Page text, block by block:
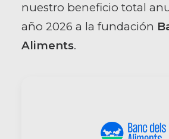
nuestro beneficio total
año 2026 a la fundación
Aliments.